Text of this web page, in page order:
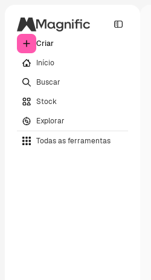
Criar
Início
Buscar
Stock
Explorar
Todas as ferramentas